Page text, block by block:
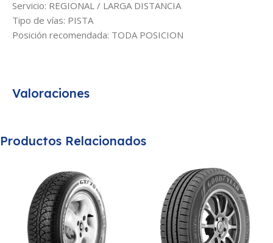
Servicio: REGIONAL / LARGA DISTANCIA
Tipo de vías: PISTA
Posición recomendada: TODA POSICION
Valoraciones
Productos Relacionados